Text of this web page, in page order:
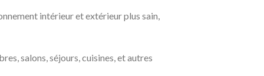
intérieur et extérieur plus sain,
salons, séjours, cuisines, et autres